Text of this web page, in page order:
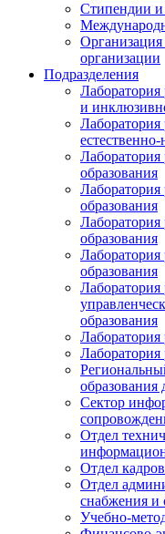
Стипендии
Организация
организации
Подразделения
Лаборатория
и
Лаборатория
Лаборатория
образования
Лаборатория
образования
Лаборатория
образования
Лаборатория
образования
Лаборатория
образования
Лаборатория
Лаборатория
образования
Сектор
Отдел
Отдел
Отдел
снабжения и
Учебно-